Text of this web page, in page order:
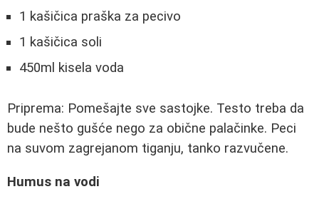
1 kašičica praška za pecivo
1 kašičica soli
450ml kisela voda
Priprema: Pomešajte sve sastojke. Testo treba da
bude nešto gušće nego za obične palačinke. Peci
na suvom zagrejanom tiganju, tanko razvučene.
Humus na vodi